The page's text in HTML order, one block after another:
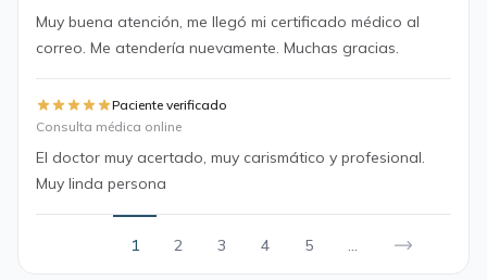
Muy buena atención, me llegó mi certificado médico al
correo. Me atendería nuevamente. Muchas gracias.
Paciente verificado
Consulta médica online
El doctor muy acertado, muy carismático y profesional.
Muy linda persona
1 2 3 4 5 ...